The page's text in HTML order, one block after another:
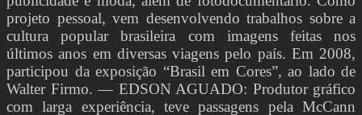
projeto pessoal, vem desenvolvendo trabalhos sobre a
cultura popular brasileira com imagens feitas nos
últimos anos em diversas viagens pelo país. Em 2008,
participou da exposição “Brasil em Cores”, ao lado de
Walter Firmo. — EDSON AGUADO: Produtor gráfico
com larga experiência, teve passagens pela McCann